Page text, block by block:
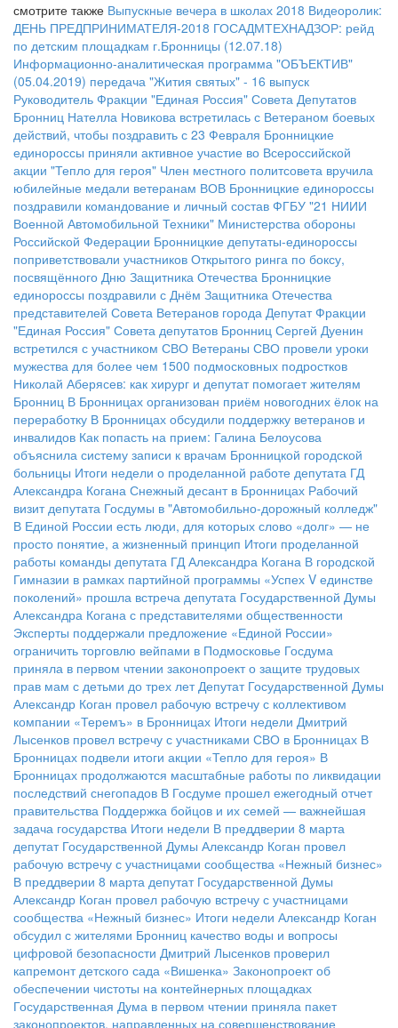
смотрите также Выпускные вечера в школах 2018 Видеоролик:
ДЕНЬ ПРЕДПРИНИМАТЕЛЯ-2018 ГОСАДМТЕХНАДЗОР: рейд
по детским площадкам г.Бронницы (12.07.18)
Информационно-аналитическая программа "ОБЪЕКТИВ"
(05.04.2019) передача "Жития святых" - 16 выпуск
Руководитель Фракции "Единая Россия" Совета Депутатов
Бронниц Нателла Новикова встретилась с Ветераном боевых
действий, чтобы поздравить с 23 Февраля Бронницкие
единороссы приняли активное участие во Всероссийской
акции "Тепло для героя" Член местного политсовета вручила
юбилейные медали ветеранам ВОВ Бронницкие единороссы
поздравили командование и личный состав ФГБУ "21 НИИИ
Военной Автомобильной Техники" Министерства обороны
Российской Федерации Бронницкие депутаты-единороссы
поприветствовали участников Открытого ринга по боксу,
посвящённого Дню Защитника Отечества Бронницкие
единороссы поздравили с Днём Защитника Отечества
представителей Совета Ветеранов города Депутат Фракции
"Единая Россия" Совета депутатов Бронниц Сергей Дуенин
встретился с участником СВО Ветераны СВО провели уроки
мужества для более чем 1500 подмосковных подростков
Николай Аберясев: как хирург и депутат помогает жителям
Бронниц В Бронницах организован приём новогодних ёлок на
переработку В Бронницах обсудили поддержку ветеранов и
инвалидов Как попасть на прием: Галина Белоусова
объяснила систему записи к врачам Бронницкой городской
больницы Итоги недели о проделанной работе депутата ГД
Александра Когана Снежный десант в Бронницах Рабочий
визит депутата Госдумы в "Автомобильно-дорожный колледж"
В Единой России есть люди, для которых слово «долг» — не
просто понятие, а жизненный принцип Итоги проделанной
работы команды депутата ГД Александра Когана В городской
Гимназии в рамках партийной программы «Успех V единстве
поколений» прошла встреча депутата Государственной Думы
Александра Когана с представителями общественности
Эксперты поддержали предложение «Единой России»
ограничить торговлю вейпами в Подмосковье Госдума
приняла в первом чтении законопроект о защите трудовых
прав мам с детьми до трех лет Депутат Государственной Думы
Александр Коган провел рабочую встречу с коллективом
компании «Теремъ» в Бронницах Итоги недели Дмитрий
Лысенков провел встречу с участниками СВО в Бронницах В
Бронницах подвели итоги акции «Тепло для героя» В
Бронницах продолжаются масштабные работы по ликвидации
последствий снегопадов В Госдуме прошел ежегодный отчет
правительства Поддержка бойцов и их семей — важнейшая
задача государства Итоги недели В преддверии 8 марта
депутат Государственной Думы Александр Коган провел
рабочую встречу с участницами сообщества «Нежный бизнес»
В преддверии 8 марта депутат Государственной Думы
Александр Коган провел рабочую встречу с участницами
сообщества «Нежный бизнес» Итоги недели Александр Коган
обсудил с жителями Бронниц качество воды и вопросы
цифровой безопасности Дмитрий Лысенков проверил
капремонт детского сада «Вишенка» Законопроект об
обеспечении чистоты на контейнерных площадках
Государственная Дума в первом чтении приняла пакет
законопроектов, направленных на совершенствование